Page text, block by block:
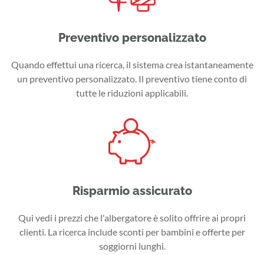
Preventivo personalizzato
Quando effettui una ricerca, il sistema crea istantaneamente
un preventivo personalizzato. Il preventivo tiene conto di
tutte le riduzioni applicabili.
Risparmio assicurato
Qui vedi i prezzi che l'albergatore è solito offrire ai propri
clienti. La ricerca include sconti per bambini e offerte per
soggiorni lunghi.